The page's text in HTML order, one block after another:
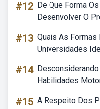
#12 De Que Forma
Desenvolver O
#13 Quais As Formas
Universidades
#14 Desconsiderando
Habilidades
#15 A Respeito Dos